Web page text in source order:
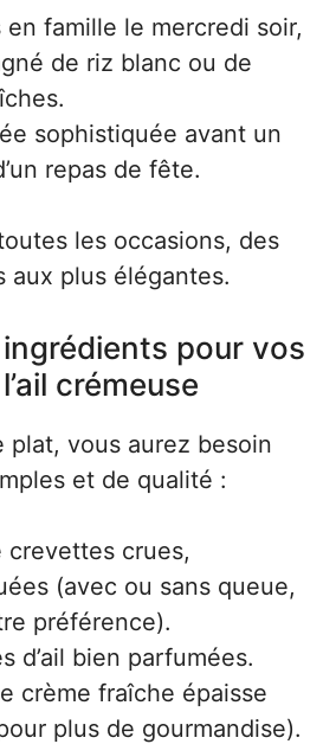
en famille le mercredi soir,
de riz blanc ou de
sophistiquée avant un
repas de fête.
les occasions, des
aux plus élégantes.
pour vos
crémeuse
plat, vous aurez besoin
et de qualité :
crevettes crues,
(avec ou sans queue,
préférence).
d’ail bien parfumées.
crème fraîche épaisse
plus de gourmandise).